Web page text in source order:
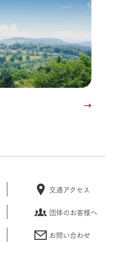
交通アクセス
団体のお客様へ
お問い合わせ